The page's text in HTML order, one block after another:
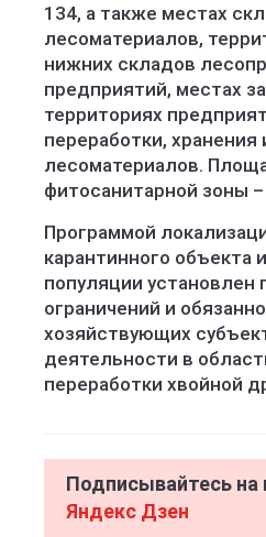
134, а также местах
лесоматериалов,
нижних складов
предприятий, местах
территориях
переработки, хранения
лесоматериалов.
фитосанитарной зоны –
Программой
карантинного объекта
популяции установлен
ограничений и
хозяйствующих
деятельности в
переработки хвойной
Подписывайтесь на
Яндекс Дзен